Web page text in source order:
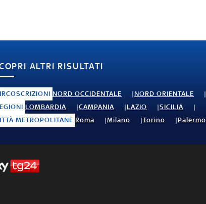
ALTRI RISULTATI
NORD OCCIDENTALE NORD ORIENTALE
LOMBARDIA CAMPANIA LAZIO
SICILIA
METROPOLITANE Roma Milano Torino Palermo